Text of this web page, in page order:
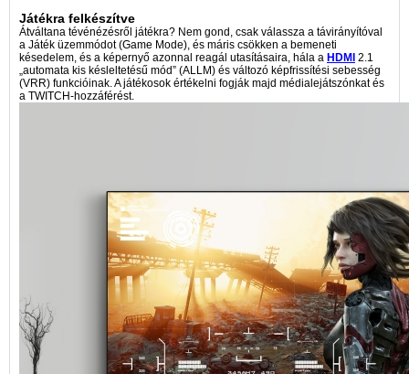
Játékra felkészítve
Átváltana tévénézésről játékra? Nem gond, csak válassza a távirányítóval
a Játék üzemmódot (Game Mode), és máris csökken a bemeneti
késedelem, és a képernyő azonnal reagál utasításaira, hála a HDMI 2.1
„automata kis késleltetésű mód” (ALLM) és változó képfrissítési sebesség
(VRR) funkcióinak. A játékosok értékelni fogják majd médialejátszónkat és
a TWITCH-hozzáférést.